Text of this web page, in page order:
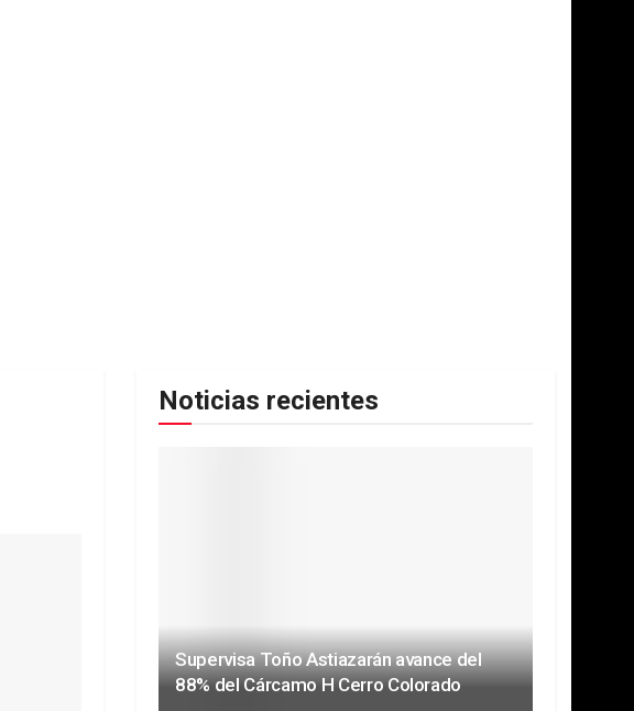
Noticias recientes
Supervisa Toño Astiazarán avance del
88% del Cárcamo H Cerro Colorado